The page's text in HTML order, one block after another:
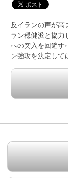
反イランの声が高
ラン穏健派と協力
への突入を回避す
ン強攻を決定して